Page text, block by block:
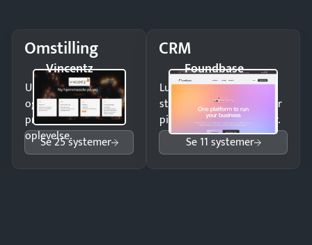
Omstilling
Vincentz
Undgå tabte opkald
og giv kunderne en
professionel
oplevelse.
Se 25 systemer
CRM
Foundbase
Luk flere salg med et
struktureret overblik over
pipeline og opfølgninger.
Se 11 systemer